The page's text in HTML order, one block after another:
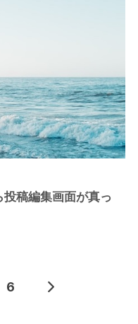
稿編集画面が真っ
6